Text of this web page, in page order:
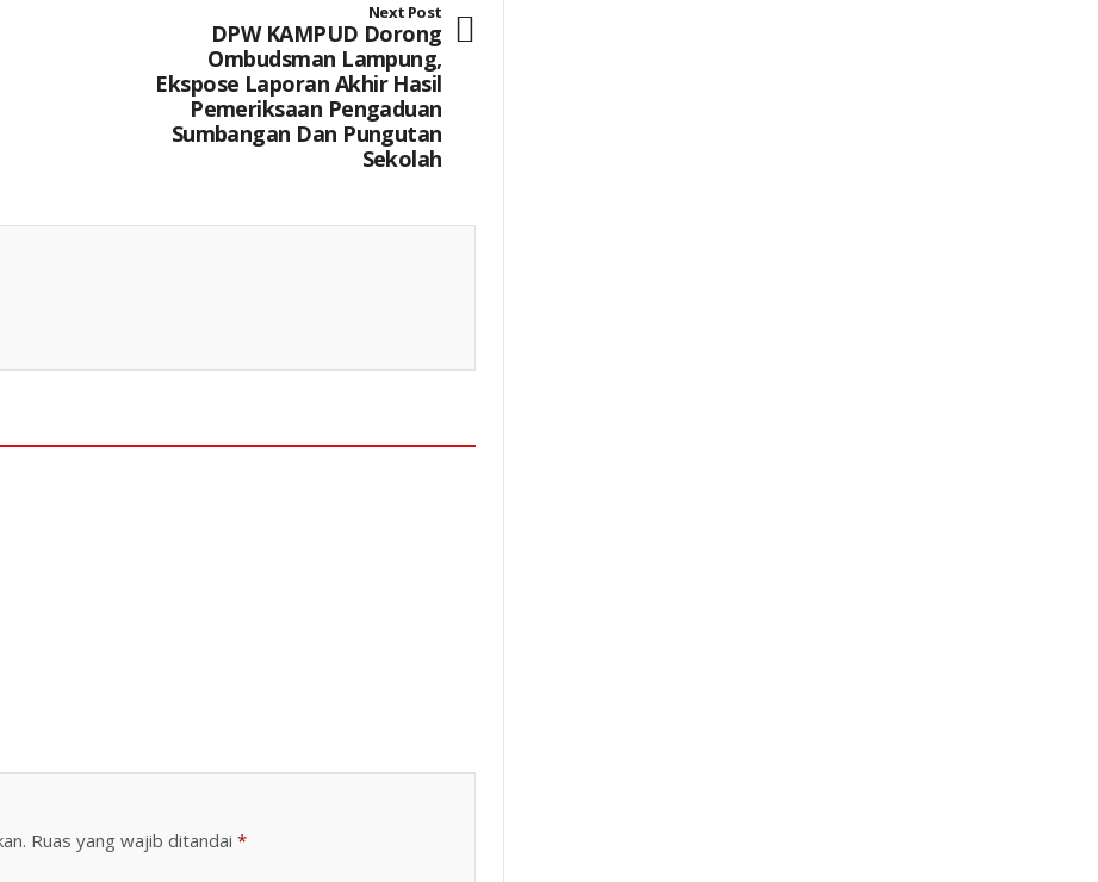
Next Post
DPW KAMPUD Dorong
Ombudsman Lampung,
Ekspose Laporan Akhir Hasil
Pemeriksaan Pengaduan
Sumbangan Dan Pungutan
Sekolah
Ruas yang wajib ditandai *